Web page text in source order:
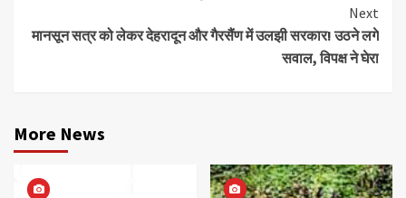
Next
मानसून सत्र को लेकर देहरादून और गैरसैंण में उलझी सरकार! उठने लगे
सवाल, विपक्ष ने घेरा
More News